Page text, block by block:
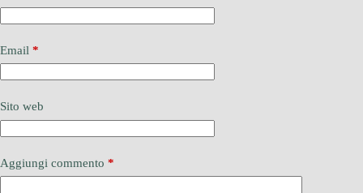
Email *
Sito web
Aggiungi commento *